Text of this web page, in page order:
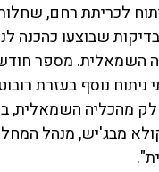
לכריתת רחם,
שבוצעו כהכנה
השמאלית. מספר
ניתוח נוסף בעזרת
מהכליה השמאלית,
מבג'יש, מנהל